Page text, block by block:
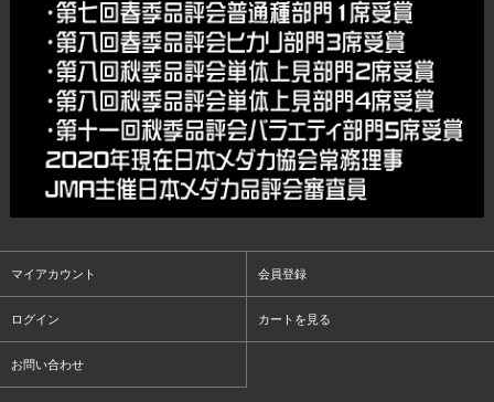
マイアカウント 会員登録
ログイン カートを見る
お問い合わせ